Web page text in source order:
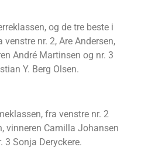
og de tre beste i
nr. 2, Are Andersen,
André Martinsen og nr. 3
Y. Berg Olsen.
fra venstre nr. 2
vinneren Camilla Johansen
3 Sonja Deryckere.